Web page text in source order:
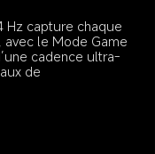
Hz capture chaque
le Mode Game
cadence ultra-
de